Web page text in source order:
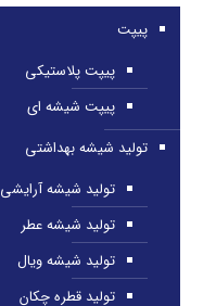
پیپت
پیپت پلاستیکی
پیپت شیشه ای
تولید شیشه بهداشتی
تولید شیشه آرایشی
تولید شیشه عطر
تولید شیشه ویال
تولید قطره چکان